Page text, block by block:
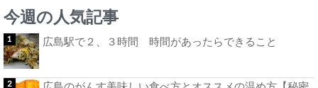
今週の人気記事
広島駅で２、３時間 時間があったらできること